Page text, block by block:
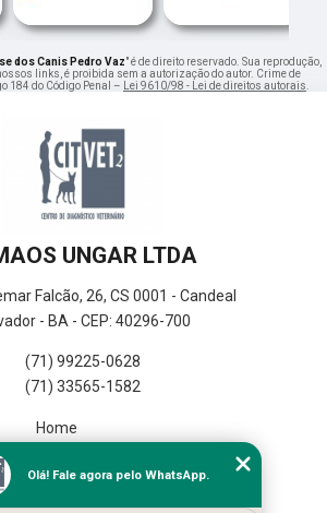
dos Canis Pedro Vaz" é de direito reservado. Sua reprodução,
links, é proibida sem a autorização do autor. Crime de
184 do Código Penal – Lei 9610/98 - Lei de direitos autorais.
UNGAR LTDA
Falcão, 26, CS 0001 - Candeal
- BA - CEP: 40296-700
(71) 99225-0628
(71) 33565-1582
Home
Missão
Serviços
Olá! Fale agora pelo WhatsApp.